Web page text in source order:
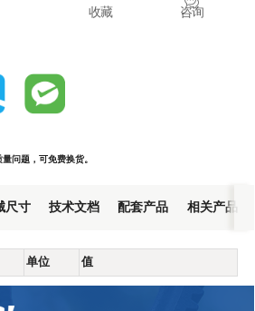
咨询
收藏
问题，可免费换货。
尺寸 技术文档 配套产品 相关产品
单位 值